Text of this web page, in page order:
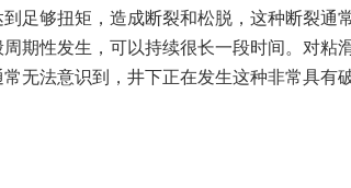
足够扭矩，造成断裂和松脱，这种断裂通
期性发生，可以持续很长一段时间。对粘
无法意识到，井下正在发生这种非常具有